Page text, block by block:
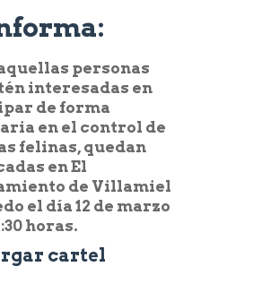
personas
interesadas en
de forma
en el control de
felinas, quedan
enEl
de Villamiel
el día 12 de marzo
horas.
cartel